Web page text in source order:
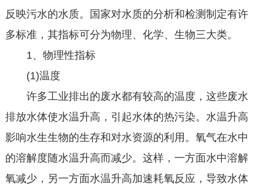
反映污水的水质。国家对水质的分析和检测制定有许
多标准，其指标可分为物理、化学、生物三大类。
1、物理性指标
(1)温度
许多工业排出的废水都有较高的温度，这些废水
排放水体使水温升高，引起水体的热污染。水温升高
影响水生生物的生存和对水资源的利用。氧气在水中
的溶解度随水温升高而减少。这样，一方面水中溶解
氧减少，另一方面水温升高加速耗氧反应，导致水体